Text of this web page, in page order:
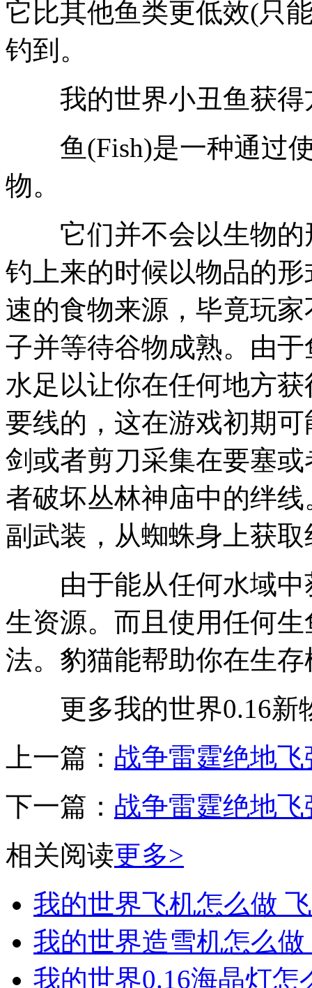
它比其他鱼类更低效(只
钓到。
我的世界小丑鱼获得
鱼(Fish)是一种通过使
物。
它们并不会以生物的
钓上来的时候以物品的
速的食物来源，毕竟玩
子并等待谷物成熟。由
水足以让你在任何地方
要线的，这在游戏初期
剑或者剪刀采集在要塞
者破坏丛林神庙中的绊
副武装，从蜘蛛身上获
由于能从任何水域中
生资源。而且使用任何
法。豹猫能帮助你在生
更多我的世界0.16新
上一篇： 战争雷霆绝地
下一篇： 战争雷霆绝地
相关阅读更多>
我的世界飞机怎么做
我的世界造雪机怎么
我的世界0.16海晶灯怎